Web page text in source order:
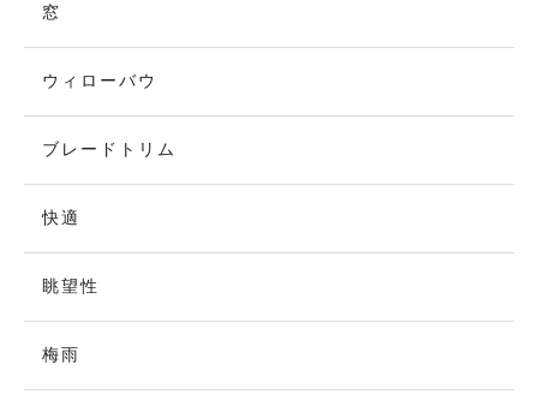
窓
ウィローバウ
ブレードトリム
快適
眺望性
梅雨